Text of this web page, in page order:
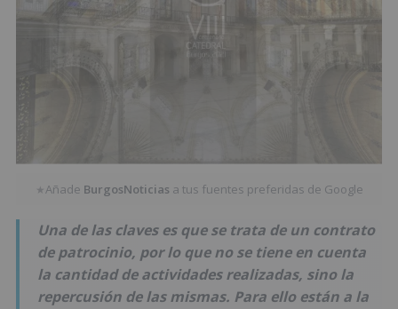
★Añade BurgosNoticias a tus fuentes preferidas de Google
Una de las claves es que se trata de un contrato
de patrocinio, por lo que no se tiene en cuenta
la cantidad de actividades realizadas, sino la
repercusión de las mismas. Para ello están a la